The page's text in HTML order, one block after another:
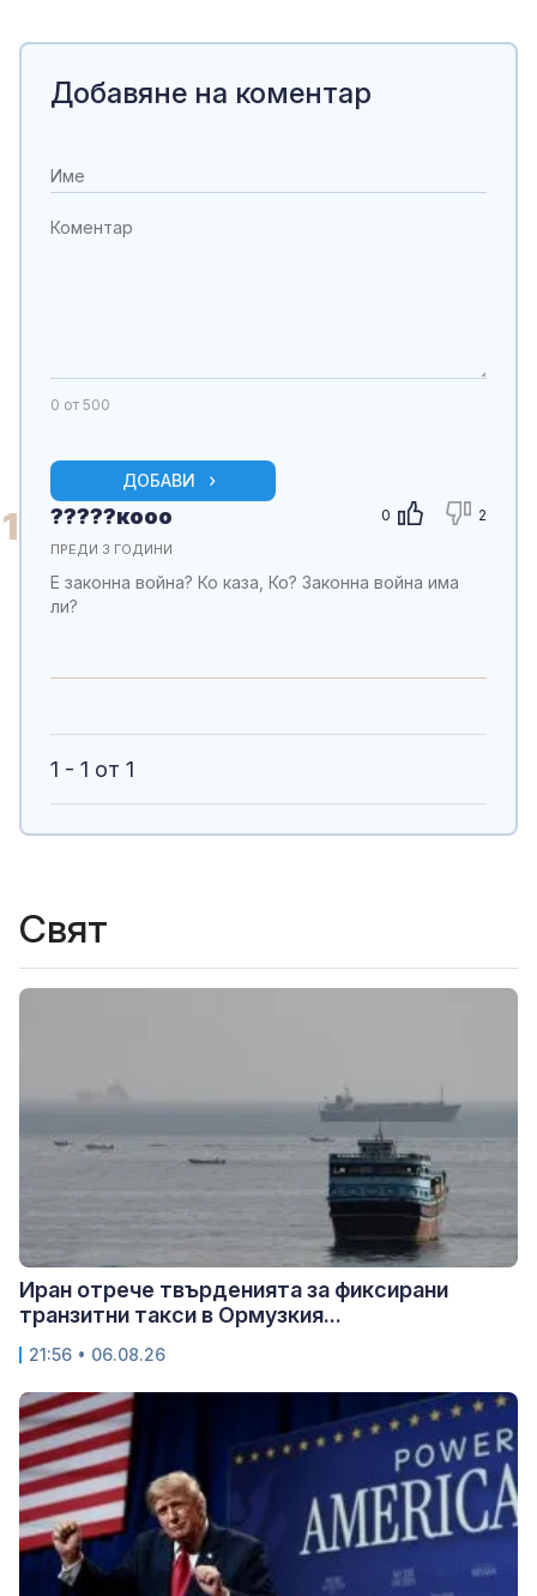
Добавяне на коментар
0 от 500
ДОБАВИ
1 0 2
?????кооо
ПРЕДИ 3 ГОДИНИ
Е законна война? Ко каза, Ко? Законна война има
ли?
1 - 1 от 1
Свят
Иран отрече твърденията за фиксирани
транзитни такси в Ормузкия...
21:56 • 06.08.26